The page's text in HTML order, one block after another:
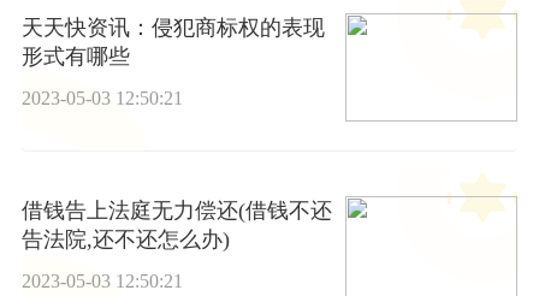
天天快资讯：侵犯商标权的表现
形式有哪些
2023-05-03 12:50:21
借钱告上法庭无力偿还(借钱不还
告法院,还不还怎么办)
2023-05-03 12:50:21